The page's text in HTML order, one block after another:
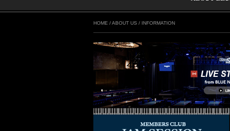
HOME /ABOUT US / INFORMATION